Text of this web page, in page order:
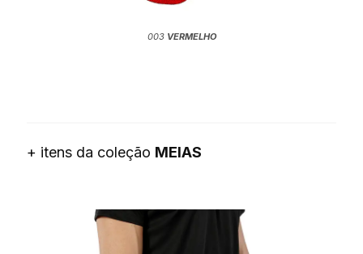
003 VERMELHO
+ itens da coleção MEIAS